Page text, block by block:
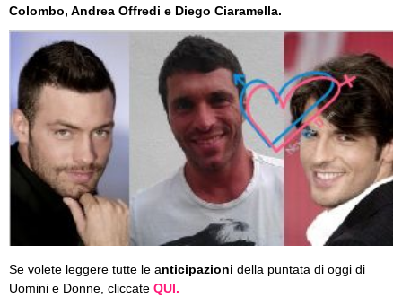
Colombo, Andrea Offredi e Diego Ciaramella.
Se volete leggere tutte le anticipazioni della puntata di oggi di
Uomini e Donne, cliccate QUI.